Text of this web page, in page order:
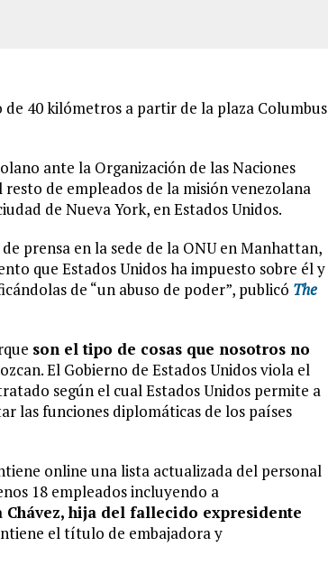
40 kilómetros a partir de la plaza Columbus
ante la Organización de las Naciones
de empleados de la misión venezolana
de Nueva York, en Estados Unidos.
prensa en la sede de la ONU en Manhattan,
que Estados Unidos ha impuesto sobre él y
de “un abuso de poder”, publicó The
son el tipo de cosas que nosotros no
El Gobierno de Estados Unidos viola el
según el cual Estados Unidos permite a
las funciones diplomáticas de los países
online una lista actualizada del personal
18 empleados incluyendo a
hija del fallecido expresidente
el título de embajadora y